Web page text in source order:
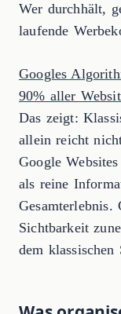
Wer durchhält,
laufende
Googles
90% aller
Das zeigt:
allein reicht
Google
als reine
Sichtbarkeit
dem klassischen